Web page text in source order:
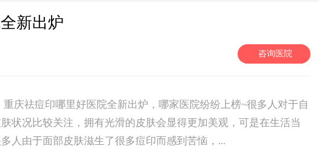
新出炉
咨询医院
重庆祛痘印哪里好医院全新出炉，哪家医院纷纷上榜~很多人对于自
状况比较关注，拥有光滑的皮肤会显得更加美观，可是在生活当
人由于面部皮肤滋生了很多痘印而感到苦恼，...